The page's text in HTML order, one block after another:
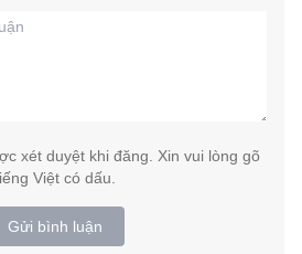
xét duyệt khi đăng. Xin vui lòng gõ
Việt có dấu.
Gửi bình luận